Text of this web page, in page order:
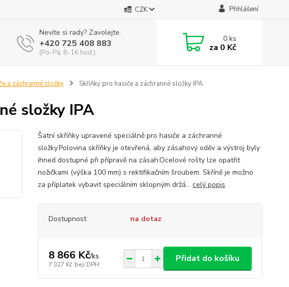
CZK Přihlášení
Nevíte si rady? Zavolejte.
+420 725 408 883
(Po-Pá, 8-16 hod.)
0ks
za 0 Kč
a záchranné složky Skříňky pro hasiče a záchranné složky IPA
složky IPA
Šatní skříňky upravené speciálně pro hasiče a záchranné
složky.Polovina skříňky je otevřená, aby zásahový oděv a výstroj byly
ihned dostupné při přípravě na zásah.Ocelové rošty lze opatřit
nožičkami (výška 100 mm) s rektifikačním šroubem. Skříně je možno
za příplatek vybavit speciálním sklopným držá... celý popis
Dostupnost na dotaz
8 866 Kč/ks
7 327 Kč bez DPH
Přidat do košíku